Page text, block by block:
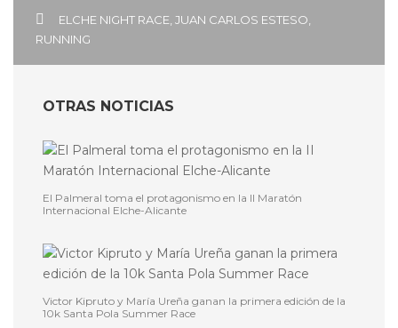
ELCHE NIGHT RACE JUAN CARLOS ESTESO
RUNNING
OTRAS NOTICIAS
El Palmeral toma el protagonismo en la II Maratón
Internacional Elche-Alicante
Victor Kipruto y María Ureña ganan la primera edición de la
10k Santa Pola Summer Race